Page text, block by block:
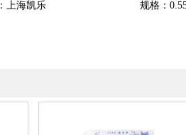
上海凯乐
规格：